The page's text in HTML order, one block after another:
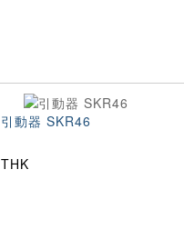
引動器 SKR46
THK